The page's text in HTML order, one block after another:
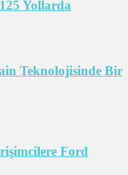
Yollarda
Teknolojisinde Bir
Ford